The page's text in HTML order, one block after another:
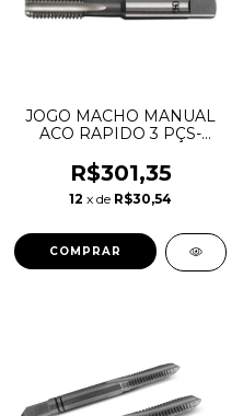
JOGO MACHO MANUAL
ACO RAPIDO 3 PÇS-
R$301,35
12 x de R$30,54